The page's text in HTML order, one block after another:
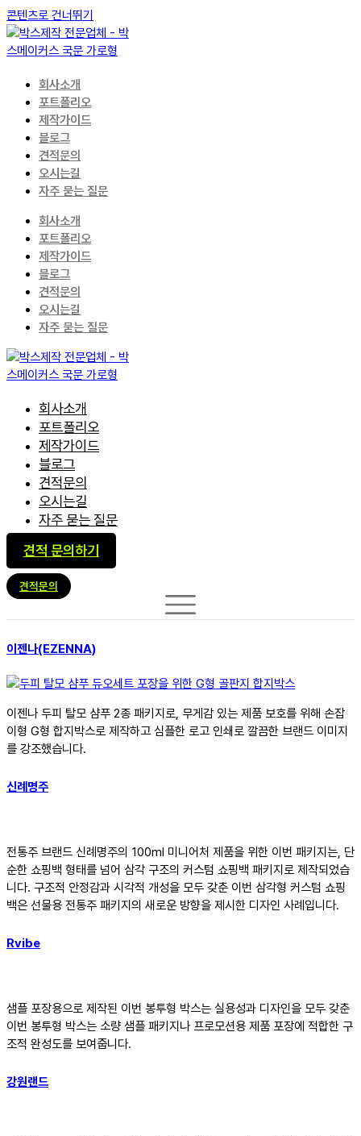
콘텐츠로 건너뛰기
회사소개
포트폴리오
제작가이드
블로그
견적문의
오시는길
자주 묻는 질문
회사소개
포트폴리오
제작가이드
블로그
견적문의
오시는길
자주 묻는 질문
회사소개
포트폴리오
제작가이드
블로그
견적문의
오시는길
자주 묻는 질문
견적 문의하기
견적문의
이젠나(EZENNA)
이젠나 두피 탈모 샴푸 2종 패키지로, 무게감 있는 제품 보호를 위해 손잡
이형 G형 합지박스로 제작하고 심플한 로고 인쇄로 깔끔한 브랜드 이미지
를 강조했습니다.
신례명주
전통주 브랜드 신례명주의 100ml 미니어처 제품을 위한 이번 패키지는, 단
순한 쇼핑백 형태를 넘어 삼각 구조의 커스텀 쇼핑백 패키지로 제작되었습
니다. 구조적 안정감과 시각적 개성을 모두 갖춘 이번 삼각형 커스텀 쇼핑
백은 선물용 전통주 패키지의 새로운 방향을 제시한 디자인 사례입니다.
Rvibe
샘플 포장용으로 제작된 이번 봉투형 박스는 실용성과 디자인을 모두 갖춘
이번 봉투형 박스는 소량 샘플 패키지나 프로모션용 제품 포장에 적합한 구
조적 완성도를 보여줍니다.
강원랜드